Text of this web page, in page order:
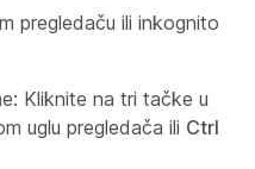
pregledaču ili inkognito
Kliknite na tri tačke u
uglu pregledača ili Ctrl